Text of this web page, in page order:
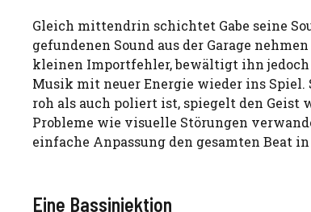
Gleich mittendrin schichtet Gabe seine
gefundenen Sound aus der Garage
kleinen Importfehler, bewältigt ihn
Musik mit neuer Energie wieder ins Spiel.
roh als auch poliert ist, spiegelt den Geist
Probleme wie visuelle Störungen
einfache Anpassung den gesamten Beat
Eine Bassinjektion